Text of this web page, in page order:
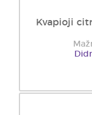
Kvapioji